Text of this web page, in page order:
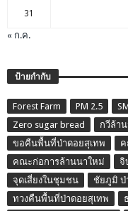
31
« ก.ค.
ป้ายกำกับ
Forest Farm PM 2.5
Zero sugar bread
กวีล้า
ขอคืนพื้นที่ป่าดอยสุเทพ
คณะก่อการล้านนาใหม่
จิ
จุดเสี่ยงในชุมชน
ชัยภูมิ ป่
ทวงคืนพื้นที่ป่าดอยสุเทพ